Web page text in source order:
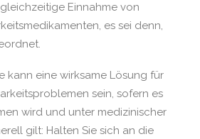
Einnahme von
es sei denn,
kann eine wirksame Lösung für
sein, sofern es
wird und unter medizinischer
gilt: Halten Sie sich an die